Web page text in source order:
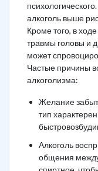
алкоголь выше
Кроме того, в
травмы головы и
может
Частые причины
алкоголизма:
Желание
тип
Алкоголь
общения